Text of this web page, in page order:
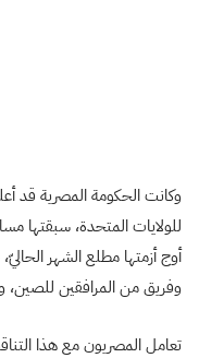
وكانت الحكومة المصرية قد
للولايات المتحدة، سبقتها
أوج أزمتها مطلع الشهر
وفريق من المرافقين
تعامل المصريون مع هذا